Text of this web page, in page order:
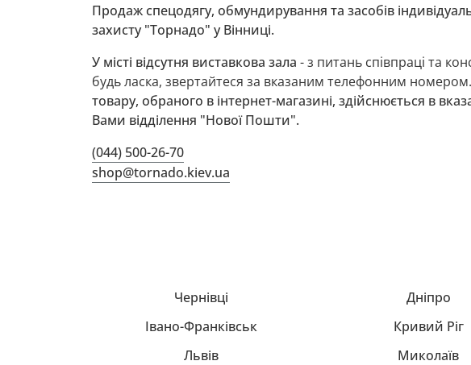
Продаж спецодягу, обмундирування та засобів
захисту "Торнадо" у Вінниці.
У місті відсутня виставкова зала - з питань співпраці та
будь ласка, звертайтеся за вказаним телефонним номером.
товару, обраного в інтернет-магазині, здійснюється в
Вами відділення "Нової Пошти".
(044) 500-26-70
shop@tornado.kiev.ua
Чернівці Дніпро
Івано-Франківськ
Кривий Ріг
Львів
Миколаїв